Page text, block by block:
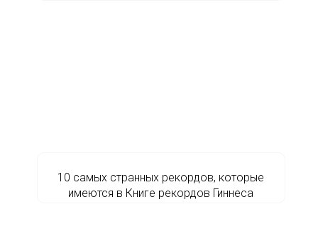
10 самых странных рекордов, которые
имеются в Книге рекордов Гиннеса